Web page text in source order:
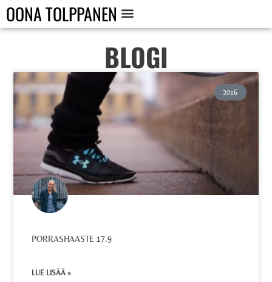
OONA TOLPPANEN
BLOGI
2016
PORRASHAASTE 17.9
LUE LISÄÄ »